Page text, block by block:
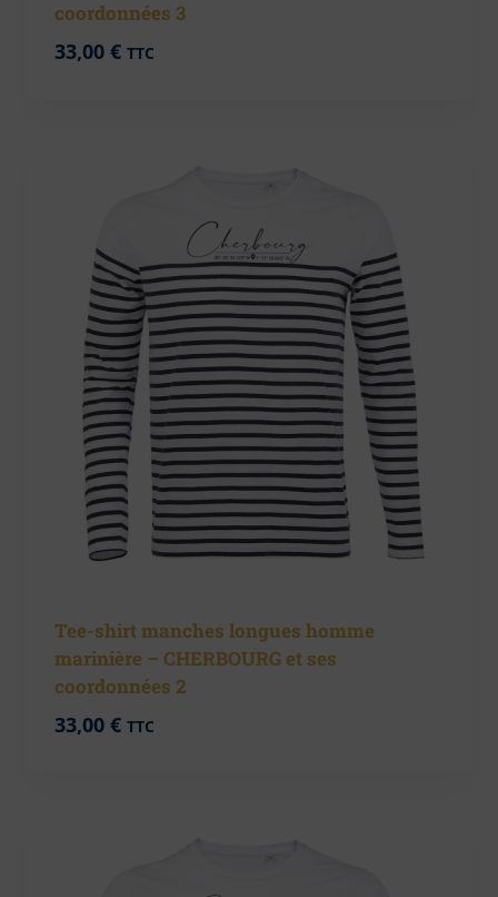
coordonnées 3
33,00 € TTC
Tee-shirt manches longues homme
marinière – CHERBOURG et ses
coordonnées 2
33,00 € TTC